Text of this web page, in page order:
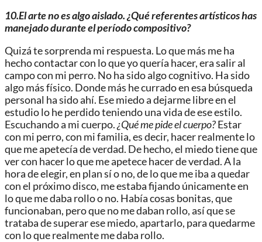
10.El arte no es algo aislado. ¿Qué referentes artísticos has
manejado durante el período compositivo?
Quizá te sorprenda mi respuesta. Lo que más me ha
hecho contactar con lo que yo quería hacer, era salir al
campo con mi perro. No ha sido algo cognitivo. Ha sido
algo más físico. Donde más he currado en esa búsqueda
personal ha sido ahí. Ese miedo a dejarme libre en el
estudio lo he perdido teniendo una vida de ese estilo.
Escuchandoa mi cuerpo.¿Qué me pide el cuerpo?Estar
con mi perro, con mi familia,es decir, hacer realmente lo
que me apetecía de verdad. De hecho, el miedo tiene que
ver con hacer lo que meapetecehacer de verdad. A la
hora de elegir, en plansí o no, delo que me iba a quedar
con el próximo disco, me estaba fijandoúnicamenteen
lo que me daba rollo o no. Había cosas bonitas, que
funcionaban, pero que no me daban rollo, así que se
trataba de superar esemiedo, apartarlo, para quedarme
con lo que realmente me daba rollo.